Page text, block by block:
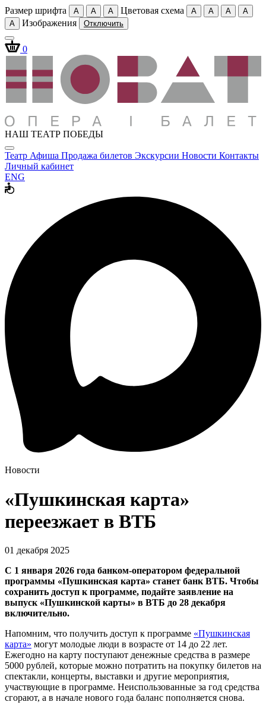
Размер шрифта A A A Цветовая схема A A A
A
A
Изображения Отключить
0
НАШ ТЕАТР ПОБЕДЫ
Театр Афиша Продажа билетов Экскурсии Новости Контакты
Личный кабинет
ENG
Новости
«Пушкинская карта»
переезжает в ВТБ
01 декабря 2025
С 1 января 2026 года банком-оператором федеральной
программы «Пушкинская карта» станет банк ВТБ. Чтобы
сохранить доступ к программе, подайте заявление на
выпуск «Пушкинской карты» в ВТБ до 28 декабря
включительно.
Напомним, что получить доступ к программе «Пушкинская
карта» могут молодые люди в возрасте от 14 до 22 лет.
Ежегодно на карту поступают денежные средства в размере
5000 рублей, которые можно потратить на покупку билетов на
спектакли, концерты, выставки и другие мероприятия,
участвующие в программе. Неиспользованные за год средства
сгорают, а в начале нового года баланс пополняется снова.